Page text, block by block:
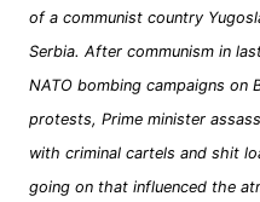
of a communist country
Serbia. After communism in
NATO bombing campaigns on
protests, Prime minister
with criminal cartels and shit
going on that influenced the